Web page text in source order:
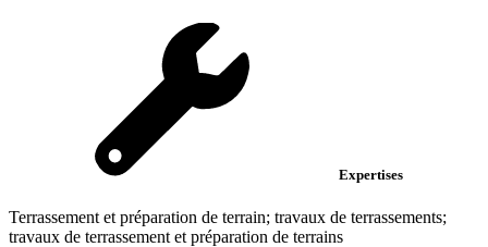
Expertises
Terrassement et préparation de terrain; travaux de terrassements;
travaux de terrassement et préparation de terrains